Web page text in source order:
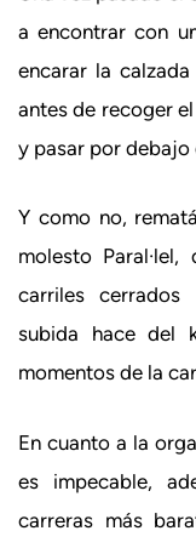
a encontrar con
encarar la
antes de recoger
y pasar por debajo
Y como no,
molesto
carriles
subida hace del
momentos de la
En cuanto a la
es impecable,
carreras más